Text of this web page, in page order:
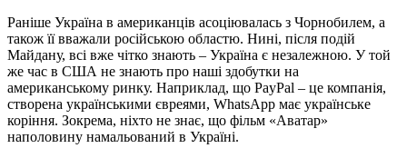
Раніше Україна в американців асоціювалась з Чорнобилем, а
також її вважали російською областю. Нині, після подій
Майдану, всі вже чітко знають – Україна є незалежною. У той
же час в США не знають про наші здобутки на
американському ринку. Наприклад, що PayPal – це компанія,
створена українськими євреями, WhatsApp має українське
коріння. Зокрема, ніхто не знає, що фільм «Аватар»
наполовину намальований в Україні.